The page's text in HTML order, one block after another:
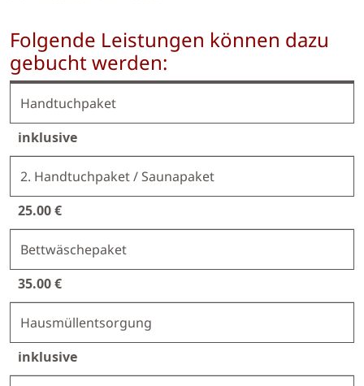
Folgende Leistungen können dazu
gebucht werden:
Handtuchpaket
inklusive
2. Handtuchpaket / Saunapaket
25.00 €
Bettwäschepaket
35.00 €
Hausmüllentsorgung
inklusive